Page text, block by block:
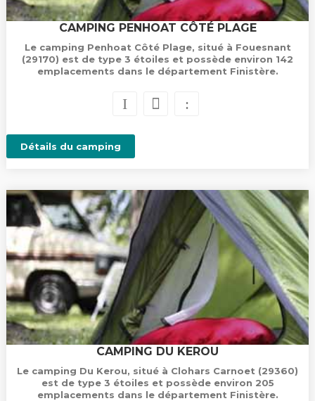
CAMPING PENHOAT CÔTÉ PLAGE
Le camping Penhoat Côté Plage, situé à Fouesnant
(29170) est de type 3 étoiles et possède environ 142
emplacements dans le département Finistère.
Détails du camping
CAMPING DU KEROU
Le camping Du Kerou, situé à Clohars Carnoet (29360)
est de type 3 étoiles et possède environ 205
emplacements dans le département Finistère.